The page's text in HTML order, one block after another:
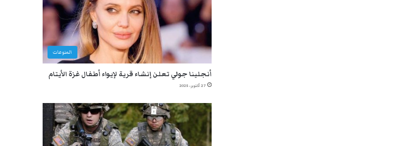
المنوعات
أنجلينا جولي تعلن إنشاء قرية لإيواء أطفال غزة الأيتام
27 أكتوبر، 2025